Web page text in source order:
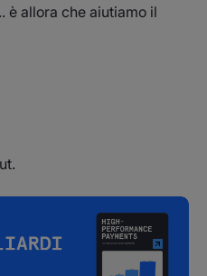
è allora che aiutiamo il